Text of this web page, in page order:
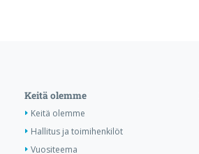
Keitä olemme
Keitä olemme
Hallitus ja toimihenkilöt
Vuositeema